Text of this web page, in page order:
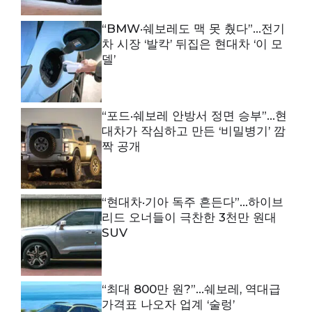
“BMW·쉐보레도 맥 못 췄다”…전기
차 시장 ‘발칵’ 뒤집은 현대차 ‘이 모
델’
“포드·쉐보레 안방서 정면 승부”…현
대차가 작심하고 만든 ‘비밀병기’ 깜
짝 공개
“현대차·기아 독주 흔든다”…하이브
리드 오너들이 극찬한 3천만 원대
SUV
“최대 800만 원?”…쉐보레, 역대급
가격표 나오자 업계 ‘술렁’